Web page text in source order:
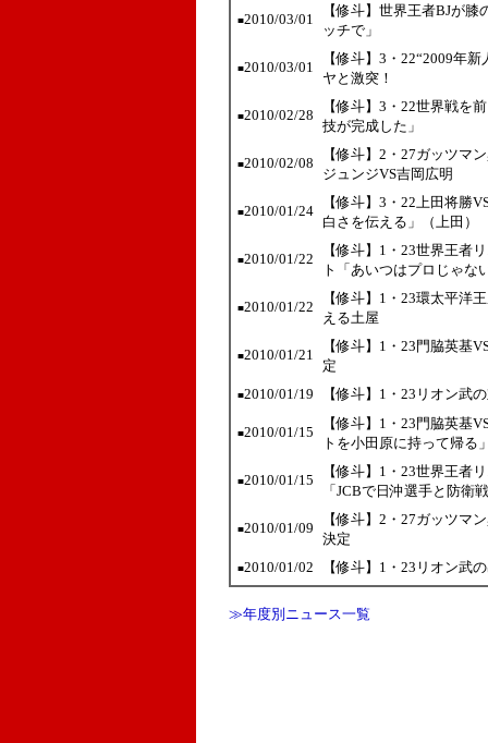
■2010/03/01
【修斗】世界王者BJが
ッチで」
■2010/03/01
【修斗】3・22“2009年
ヤと激突！
■2010/02/28
【修斗】3・22世界戦
技が完成した」
■2010/02/08
【修斗】2・27ガッツマ
ジュンジVS吉岡広明
■2010/01/24
【修斗】3・22上田将勝
白さを伝える」（上田）
■2010/01/22
【修斗】1・23世界王者
ト「あいつはプロじゃな
■2010/01/22
【修斗】1・23環太平洋
える土屋
■2010/01/21
【修斗】1・23門脇英基
定
■2010/01/19 【修斗】1・23リオン武
■2010/01/15
【修斗】1・23門脇英基
トを小田原に持って帰る
■2010/01/15
【修斗】1・23世界王者
「JCBで日沖選手と防衛
■2010/01/09
【修斗】2・27ガッツマ
決定
■2010/01/02 【修斗】1・23リオン武
≫年度別ニュース一覧